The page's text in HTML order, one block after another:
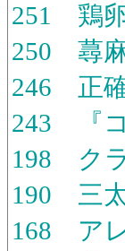
251 鶏
250 蕁麻
246 正
243 『
198 ク
190 三
168 ア